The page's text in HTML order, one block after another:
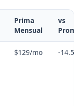
Prima
Mensual
vs
$129/mo -14.5